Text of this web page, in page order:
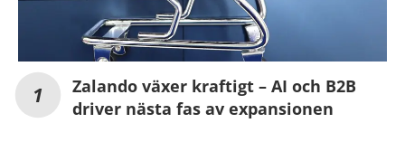
Zalando växer kraftigt – AI och B2B
driver nästa fas av expansionen